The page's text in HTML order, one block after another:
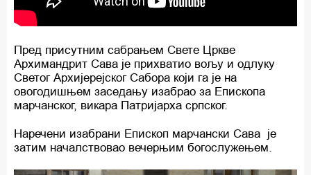
Пред присутним сабрањем Свете Цркве
Архимандрит Сава је прихватио вољу и одлуку
Светог Архијерејског Сабора који га је на
овогодишњем заседању изабрао за Епископа
марчанског, викара Патријарха српског.
Наречени изабрани Епископ марчански Сава је
затим началствовао вечерњим богослужењем.